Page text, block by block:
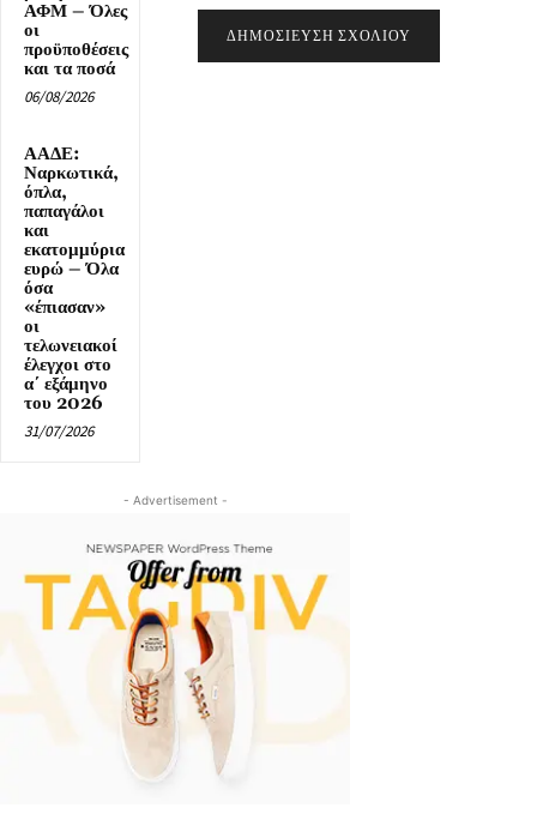
ΑΦΜ – Όλες
οι
προϋποθέσεις
και τα ποσά
06/08/2026
ΑΑΔΕ:
Ναρκωτικά,
όπλα,
παπαγάλοι
και
εκατομμύρια
ευρώ – Όλα
όσα
«έπιασαν»
οι
τελωνειακοί
έλεγχοι στο
α΄ εξάμηνο
του 2026
31/07/2026
- Advertisement -